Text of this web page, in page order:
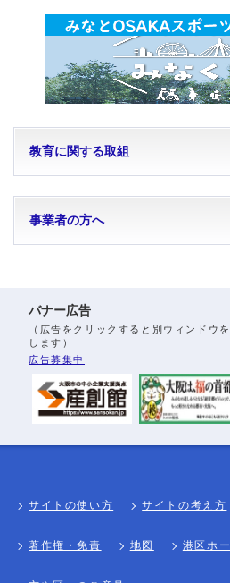
教育に関する取組
事業者の方へ
バナー広告
（広告をクリックすると別ウィンドウ
します）
広告募集中
サイトの使い方 サイトの考え方
著作権・免責 地図 港区ホ